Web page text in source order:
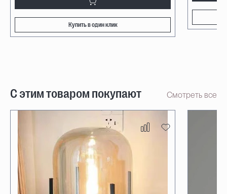
Купить в один клик
С этим товаром покупают Смотреть все